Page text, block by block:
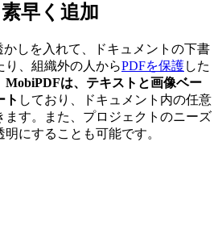
早く追加
しを入れて、ドキュメントの下書
り、組織外の人からPDFを保護した
MobiPDFは、テキストと画像ベー
ト しており、ドキュメント内の任意
ます。また、プロジェクトのニーズ
にすることも可能です。